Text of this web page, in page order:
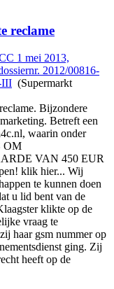
reclame
1 mei 2013,
2012/00816-
III (Supermarkt
Bijzondere
Betreft een
waarin onder
OM
VAN 450 EUR
klik hier... Wij
te kunnen doen
u lid bent van de
klikte op de
vraag te
haar gsm nummer op
ging. Zij
heeft op de